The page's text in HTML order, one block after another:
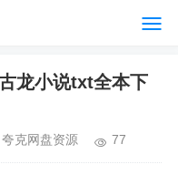
龙小说txt全本下
夸克网盘资源 77